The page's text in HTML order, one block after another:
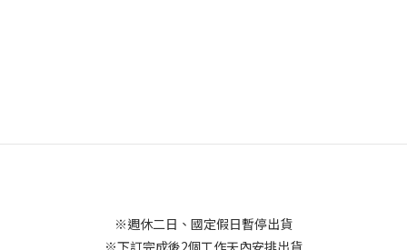
※週休二日、國定假日暫停出貨
※下訂完成後2個工作天內安排出貨